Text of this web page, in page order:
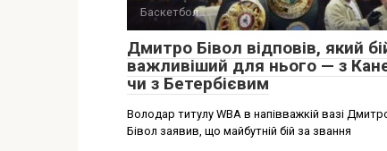
Баскетбол
Дмитро Бівол відповів, який
важливіший для нього — з
чи з Бетербієвим
Володар титулу WBA в напівважкій вазі
Бівол заявив, що майбутній бій за звання